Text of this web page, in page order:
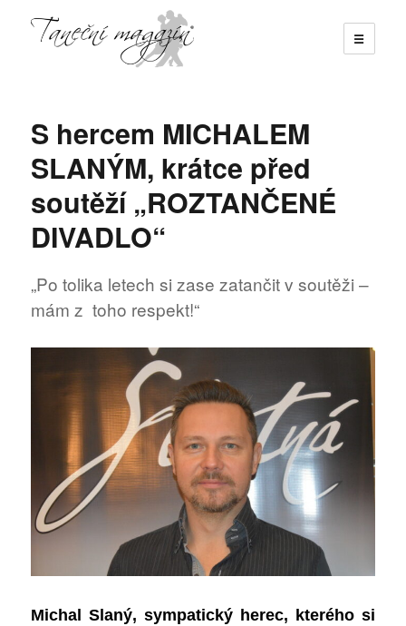
☰
S hercem MICHALEM
SLANÝM, krátce před
soutěží „ROZTANČENÉ
DIVADLO“
„Po tolika letech si zase zatančit v soutěži –
mám z toho respekt!“
Michal Slaný, sympatický herec, kterého si